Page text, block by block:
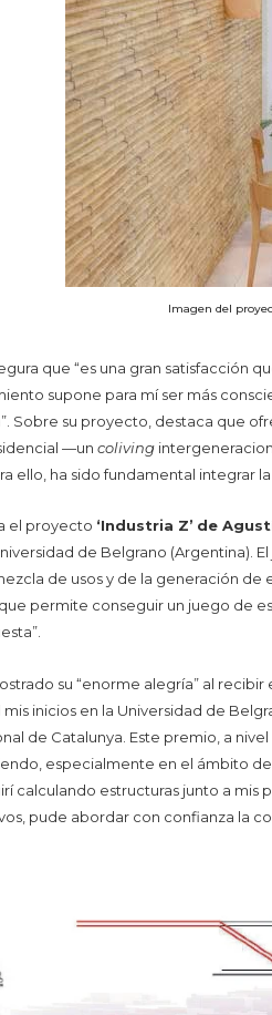
Imagen del
que “es una gran satisfacción
supone para mí ser más
Sobre su proyecto, destaca que
—un coliving
ello, ha sido fundamental integrar
el proyecto ‘Industria Z’ de
de Belgrano (Argentina).
de usos y de la generación
permite conseguir un juego de
su “enorme alegría” al
inicios en la Universidad de
de Catalunya. Este premio, a
especialmente en el ámbito
calculando estructuras junto a mis
pude abordar con confianza la